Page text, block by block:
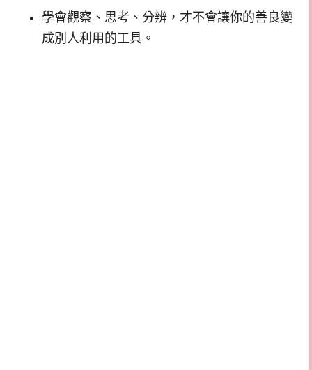
學會觀察、思考、分辨，才不會讓你的善良變
成別人利用的工具。